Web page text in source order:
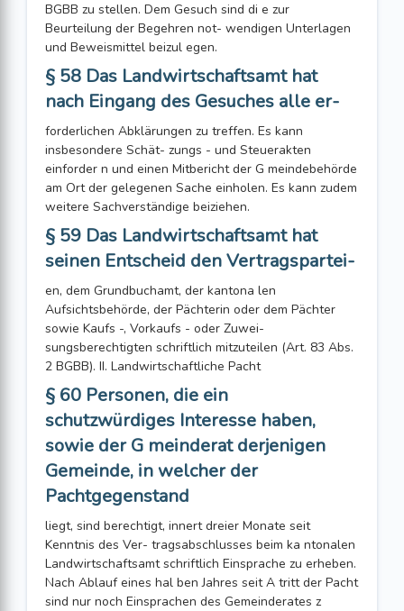
BGBB zu stellen. Dem Gesuch sind di e zur
Beurteilung der Begehren not- wendigen Unterlagen
und Beweismittel beizul egen.
§ 58 Das Landwirtschaftsamt hat
nach Eingang des Gesuches alle er-
forderlichen Abklärungen zu treffen. Es kann
insbesondere Schät- zungs - und Steuerakten
einforder n und einen Mitbericht der G meindebehörde
am Ort der gelegenen Sache einholen. Es kann zudem
weitere Sachverständige beiziehen.
§ 59 Das Landwirtschaftsamt hat
seinen Entscheid den Vertragspartei-
en, dem Grundbuchamt, der kantona len
Aufsichtsbehörde, der Pächterin oder dem Pächter
sowie Kaufs -, Vorkaufs - oder Zuwei-
sungsberechtigten schriftlich mitzuteilen (Art. 83 Abs.
2 BGBB). II. Landwirtschaftliche Pacht
§ 60 Personen, die ein
schutzwürdiges Interesse haben,
sowie der G meinderat derjenigen
Gemeinde, in welcher der
Pachtgegenstand
liegt, sind berechtigt, innert dreier Monate seit
Kenntnis des Ver- tragsabschlusses beim ka ntonalen
Landwirtschaftsamt schriftlich Einsprache zu erheben.
Nach Ablauf eines hal ben Jahres seit A tritt der Pacht
sind nur noch Einsprachen des Gemeinderates z